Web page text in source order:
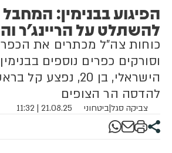
הפיגוע בבנימין:
להשתלט על הריינג'ר
כוחות צה"ל מכתרים את הכפר
וסורקים כפרים נוספים
הישראלי, בן 20, נפצע
להדסה הר הצופים
צביקה סגל|ביטחוני 21.08.25 | 11:32